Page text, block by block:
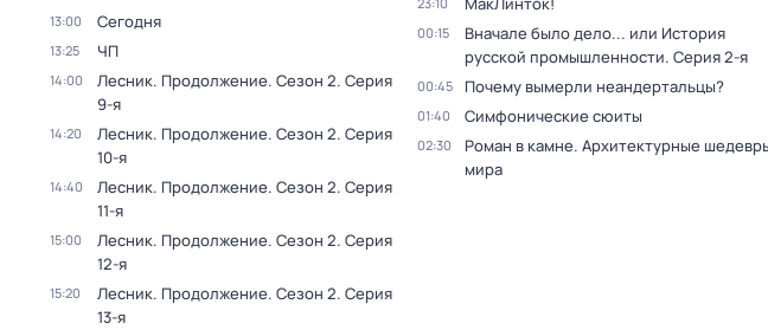
13:00 Сегодня
13:25 ЧП
14:00 Лесник. Продолжение. Сезон 2. Серия
9-я
14:20 Лесник. Продолжение. Сезон 2. Серия
10-я
14:40 Лесник. Продолжение. Сезон 2. Серия
11-я
15:00 Лесник. Продолжение. Сезон 2. Серия
12-я
15:20 Лесник. Продолжение. Сезон 2. Серия
13-я
00:15
Вначале было дело... или История
русской промышленности. Серия 2-я
00:45 Почему вымерли неандертальцы?
01:40 Симфонические сюиты
02:30
Роман в камне. Архитектурные
мира